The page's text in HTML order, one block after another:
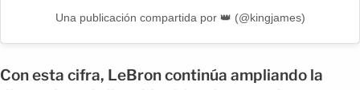
Una publicación compartida por 👑 (@kingjames)
Con esta cifra, LeBron continúa ampliando la